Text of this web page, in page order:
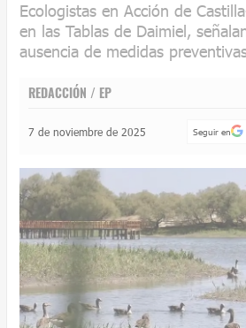
Ecologistas en Acción de
en las Tablas de Daimiel,
ausencia de medidas
REDACCIÓN / EP
7 de noviembre de 2025 Seguir en